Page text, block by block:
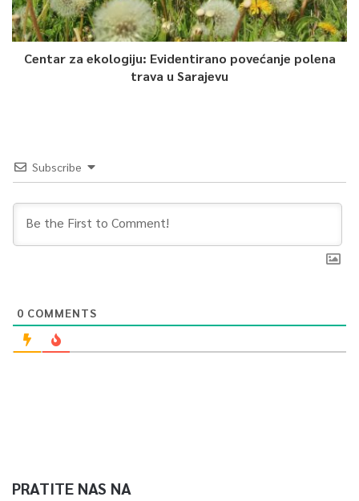
Centar za ekologiju: Evidentirano povećanje polena
trava u Sarajevu
Subscribe
0 COMMENTS
PRATITE NAS NA